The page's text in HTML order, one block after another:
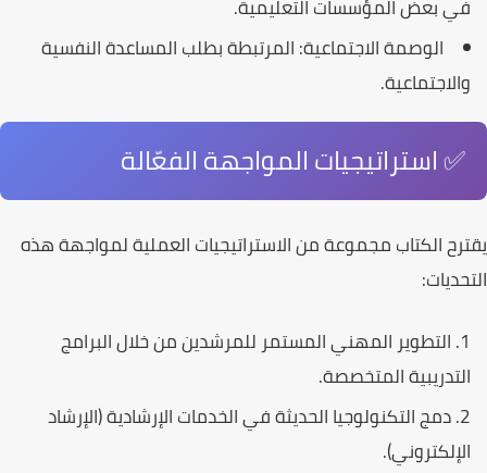
في بعض المؤسسات التعليمية.
الوصمة الاجتماعية:المرتبطة بطلب المساعدة النفسية
والاجتماعية.
✅ استراتيجيات المواجهة الفعّالة
يقترحالكتابمجموعة من الاستراتيجيات العملية لمواجهة هذه
التحديات:
التطوير المهني المستمر للمرشدين من خلال البرامج
التدريبية المتخصصة.
دمج التكنولوجيا الحديثة في الخدمات الإرشادية (الإرشاد
الإلكتروني).